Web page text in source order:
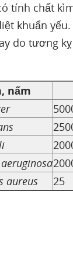
tính chất
khuẩn
do tương
nấm
aureus
25